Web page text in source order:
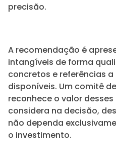
precisão.
A recomendação é
intangíveis de forma
concretos e referências
disponíveis. Um comitê
reconhece o valor
considera na decisão,
não dependa
o investimento.